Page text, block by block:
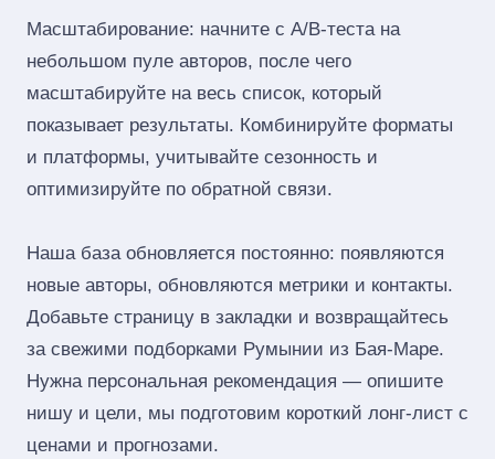
Масштабирование: начните с A/B‑теста на
небольшом пуле авторов, после чего
масштабируйте на весь список, который
показывает результаты. Комбинируйте форматы
и платформы, учитывайте сезонность и
оптимизируйте по обратной связи.
Наша база обновляется постоянно: появляются
новые авторы, обновляются метрики и контакты.
Добавьте страницу в закладки и возвращайтесь
за свежими подборками Румынии из Бая-Маре.
Нужна персональная рекомендация — опишите
нишу и цели, мы подготовим короткий лонг‑лист с
ценами и прогнозами.